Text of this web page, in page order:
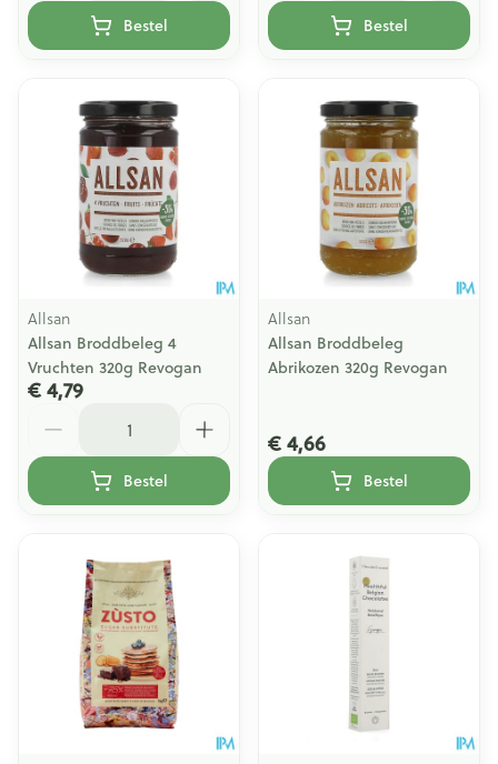
Bestel Bestel
Allsan
Allsan Broddbeleg 4
Vruchten 320g Revogan
€ 4,79
Bestel
Allsan
Allsan Broddbeleg
Abrikozen 320g Revogan
€ 4,66
Bestel